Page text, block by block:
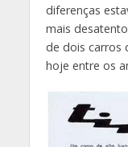
diferenças
mais
de dois carros
hoje entre os